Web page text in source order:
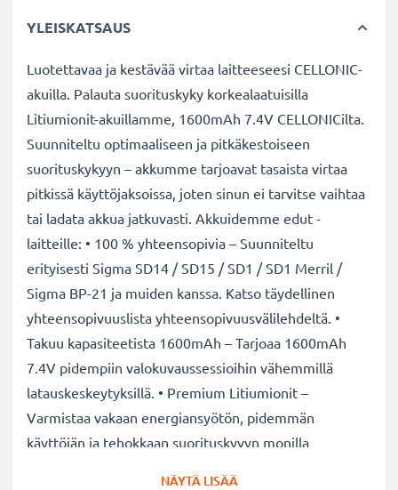
YLEISKATSAUS
Luotettavaa ja kestävää virtaa laitteeseesi CELLONIC-
akuilla. Palauta suorituskyky korkealaatuisilla
Litiumionit-akuillamme, 1600mAh 7.4V CELLONICilta.
Suunniteltu optimaaliseen ja pitkäkestoiseen
suorituskykyyn – akkumme tarjoavat tasaista virtaa
pitkissä käyttöjaksoissa, joten sinun ei tarvitse vaihtaa
tai ladata akkua jatkuvasti. Akkuidemme edut -
laitteille: • 100 % yhteensopivia – Suunniteltu
erityisesti Sigma SD14 / SD15 / SD1 / SD1 Merril /
Sigma BP-21 ja muiden kanssa. Katso täydellinen
yhteensopivuuslista yhteensopivuusvälilehdeltä. •
Takuu kapasiteetista 1600mAh – Tarjoaa 1600mAh
7.4V pidempiin valokuvaussessioihin vähemmillä
latauskeskeytyksillä. • Premium Litiumionit –
Varmistaa vakaan energiansyötön, pidemmän
käyttöiän ja tehokkaan suorituskyvyn monilla
NÄYTÄ LISÄÄ